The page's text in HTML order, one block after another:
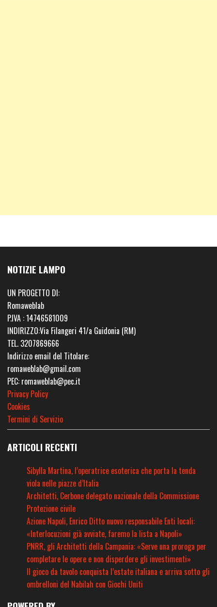
NOTIZIE LAMPO
UN PROGETTO DI:
Romaweblab
P.IVA : 14746581009
INDIRIZZO:Via Filangeri 41/a Guidonia (RM)
TEL. 3207869666
Indirizzo email del Titolare:
romaweblab@gmail.com
PEC: romaweblab@pec.it
Privacy Policy
Cookies
Termini di Servizio
ARTICOLI RECENTI
Sibylla Martina, l’operatrice esoterica che porta la tenda
viola nelle piazze d’Italia
Architetti, Cerbone delegato nazionale della Commissione
Protezione civile
Azione Napoli, Enrico Ditto nuovo responsabile Enti locali:
«Interlocuzioni già avviate, faremo la lista a Napoli»
PNRR, gli Architetti della Campania: «Serve una proroga per
completare le opere e non disperdere gli investimenti»
Il gioco da tavolo conquista l’estate italiana e arriva sotto gli
ombrelloni del Nabilah con Giochi Uniti